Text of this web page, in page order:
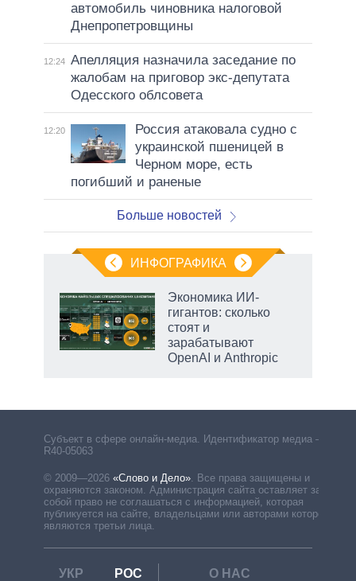
автомобиль чиновника налоговой
Днепропетровщины
12:24 Апелляция назначила заседание по
жалобам на приговор экс-депутата
Одесского облсовета
12:20
Россия атаковала судно с
украинской пшеницей в
Черном море, есть
погибший и раненые
Больше новостей
ИНФОГРАФИКА
Экономика ИИ-
гигантов: сколько
стоят и
зарабатывают
OpenAI и Anthropic
Субъект в сфере онлайн-медиа. Идентификатор медиа –
R40-05063
© 2009—2026 «Слово и Дело». Все права защищены и
охраняются законом. Администрация сайта оставляет за
собой право не соглашаться с информацией, которая
публикуется на сайте, владельцами или авторами которой
являются третьи лица.
УКР РОС
О НАС